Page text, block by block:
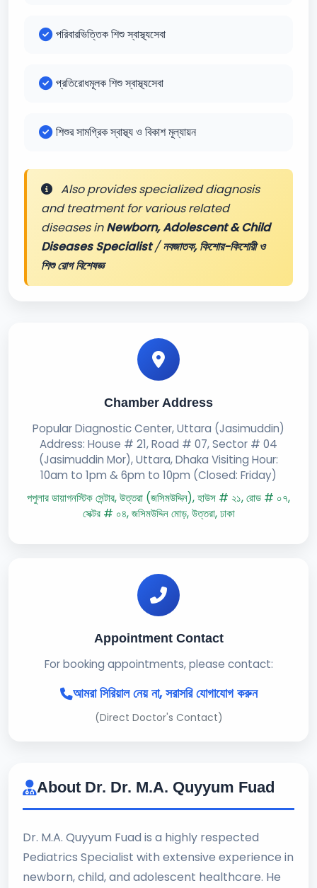
পরিবারভিত্তিক শিশু স্বাস্থ্যসেবা
প্রতিরোধমূলক শিশু স্বাস্থ্যসেবা
শিশুর সামগ্রিক স্বাস্থ্য ও বিকাশ মূল্যায়ন
Also provides specialized diagnosis
and treatment for various related
diseases inNewborn, Adolescent & Child
Diseases Specialist/নবজাতক, কিশোর-কিশোরী ও
শিশু রোগ বিশেষজ্ঞ
Chamber Address
Popular Diagnostic Center, Uttara (Jasimuddin)
Address: House # 21, Road # 07, Sector # 04
(Jasimuddin Mor), Uttara, Dhaka Visiting Hour:
10am to 1pm & 6pm to 10pm (Closed: Friday)
পপুলার ডায়াগনস্টিক সেন্টার, উত্তরা (জসিমউদ্দিন), হাউস # ২১, রোড # ০৭,
সেক্টর # ০৪, জসিমউদ্দিন মোড়, উত্তরা, ঢাকা
Appointment Contact
For booking appointments, please contact:
আমরা সিরিয়াল নেয় না, সরাসরি যোগাযোগ করুন
(Direct Doctor's Contact)
About Dr. Dr. M.A. Quyyum Fuad
Dr. M.A. Quyyum Fuad is a highly respected
Pediatrics Specialist with extensive experience in
newborn, child, and adolescent healthcare. He